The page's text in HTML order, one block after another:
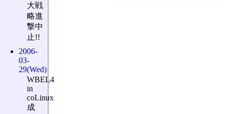
大戦
略進
撃中
止!!
2006-
03-
29(Wed)
WBEL4
in
coLinux
成